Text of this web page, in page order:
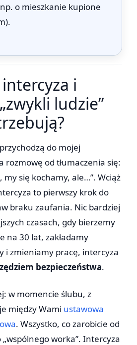
o mieszkanie kupione
i
ludzie”
do mojej
rozmowę od tłumaczenia się:
my się kochamy, ale…”. Wciąż
to pierwszy krok do
braku zaufania. Nic bardziej
czasach, gdy bierzemy
na 30 lat, zakładamy
i zmieniamy pracę, intercyza
bezpieczeństwa.
w momencie ślubu, z
między Wami ustawowa
. Wszystko, co zarobicie od
worka”. Intercyza